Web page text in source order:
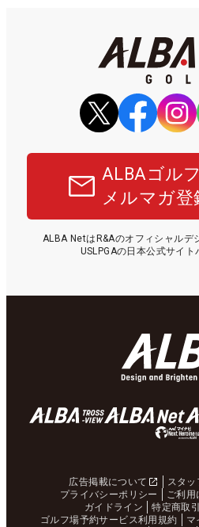
ALBAゴル
メルマガ登
ALBA NetはR&Aのオフィシャルデ
USLPGAの日本公式サイト
広告掲載について スタ
プライバシーポリシー
ご利用
ガイドライン
特定商取
ゴルフ場予約サービス利用規約
マ